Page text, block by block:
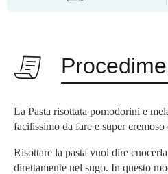
La Pasta risottata pomodorini e
facilissimo da fare e super cremoso
Risottare la pasta vuol dire
direttamente nel sugo. In questo